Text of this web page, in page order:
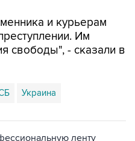
и курьерам
Им
свободы", - сказали в
Украина
ленту